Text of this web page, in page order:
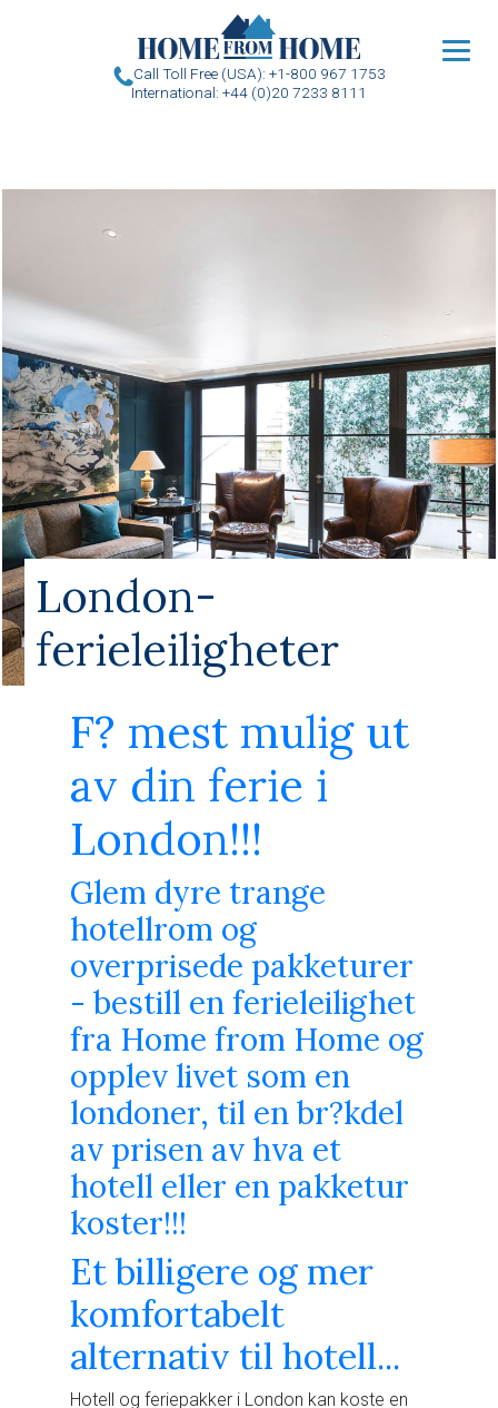
Call Toll Free (USA): +1-800 967 1753
International: +44 (0)20 7233 8111
London-
ferieleiligheter
F? mest mulig ut
av din ferie i
London!!!
Glem dyre trange
hotellrom og
overprisede pakketurer
- bestill en ferieleilighet
fra Home from Home og
opplev livet som en
londoner, til en br?kdel
av prisen av hva et
hotell eller en pakketur
koster!!!
Et billigere og mer
komfortabelt
alternativ til hotell...
Hotell og feriepakker i London kan koste en